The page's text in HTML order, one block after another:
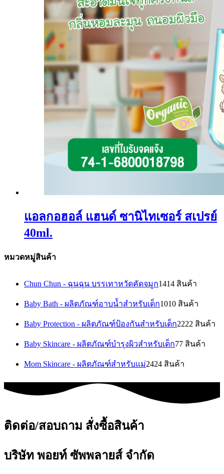
แอลกอฮอล์ แฮนด์ ซานิไทเซอร์ สเปรย์
40ml.
หมวดหมู่สินค้า
Chun Chun - ฉุนฉุน บรรเทาหวัดคัดจมูก1414 สินค้า
Baby Bath - ผลิตภัณฑ์อาบน้ำสำหรับเด็ก1010 สินค้า
Baby Protection - ผลิตภัณฑ์ป้องกันสำหรับเด็ก2222 สินค้า
Baby Skincare - ผลิตภัณฑ์บำรุงผิวสำหรับเด็ก77 สินค้า
Mom Skincare - ผลิตภัณฑ์สำหรับแม่2424 สินค้า
ติดต่อ/สอบถาม สั่งซื้อสินค้า
บริษัท พอยท์ ซัพพลายส์ จำกัด